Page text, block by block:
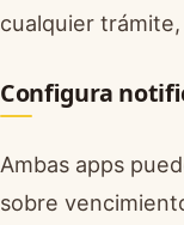
cualquier
Configura
Ambas apps
sobre